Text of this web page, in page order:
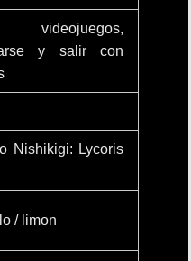
y salir con
Nishikigi: Lycoris
/ limon